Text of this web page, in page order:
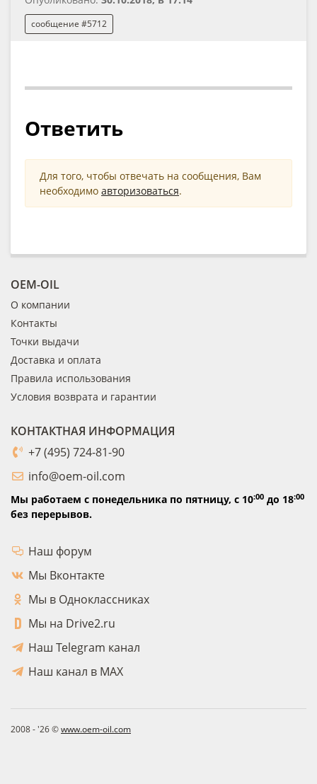
сообщение #5712
Ответить
Для того, чтобы отвечать на сообщения, Вам
необходимо авторизоваться.
OEM-OIL
О компании
Контакты
Точки выдачи
Доставка и оплата
Правила использования
Условия возврата и гарантии
КОНТАКТНАЯ ИНФОРМАЦИЯ
+7 (495) 724-81-90
info@oem-oil.com
Мы работаем с понедельника по пятницу, с 10:00 до 18:00
без перерывов.
Наш форум
Мы Вконтакте
Мы в Одноклассниках
Мы на Drive2.ru
Наш Telegram канал
Наш канал в MAX
2008 - '26 ©www.oem-oil.com